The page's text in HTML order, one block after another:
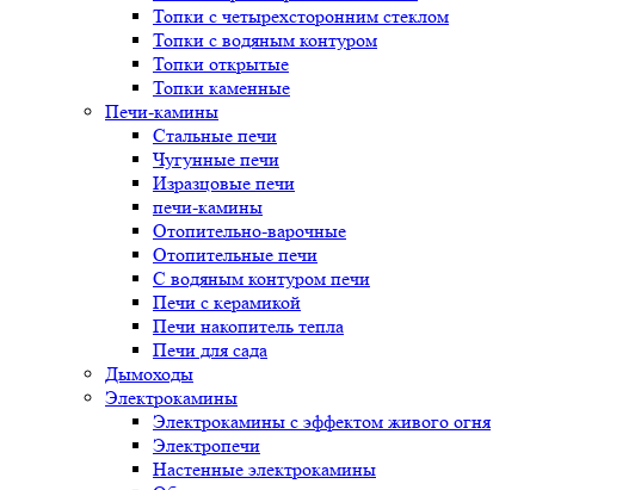
Топки с четырехсторонним стеклом
Топки с водяным контуром
Топки открытые
Топки каменные
Печи-камины
Стальные печи
Чугунные печи
Изразцовые печи
печи-камины
Отопительно-варочные
Отопительные печи
С водяным контуром печи
Печи с керамикой
Печи накопитель тепла
Печи для сада
Дымоходы
Электрокамины
Электрокамины с эффектом живого огня
Электропечи
Настенные электрокамины